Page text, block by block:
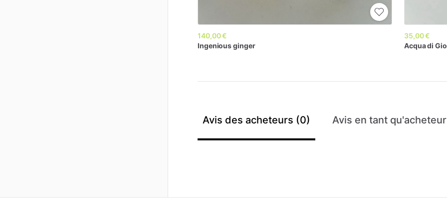
140,00 €
Ingeniousginger
35,00 €
Acquadi Gio
Avis des acheteurs (0) Avis en tant